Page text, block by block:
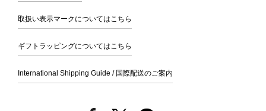
取扱い表示マークについてはこちら
ギフトラッピングについてはこちら
International Shipping Guide / 国際配送のご案内